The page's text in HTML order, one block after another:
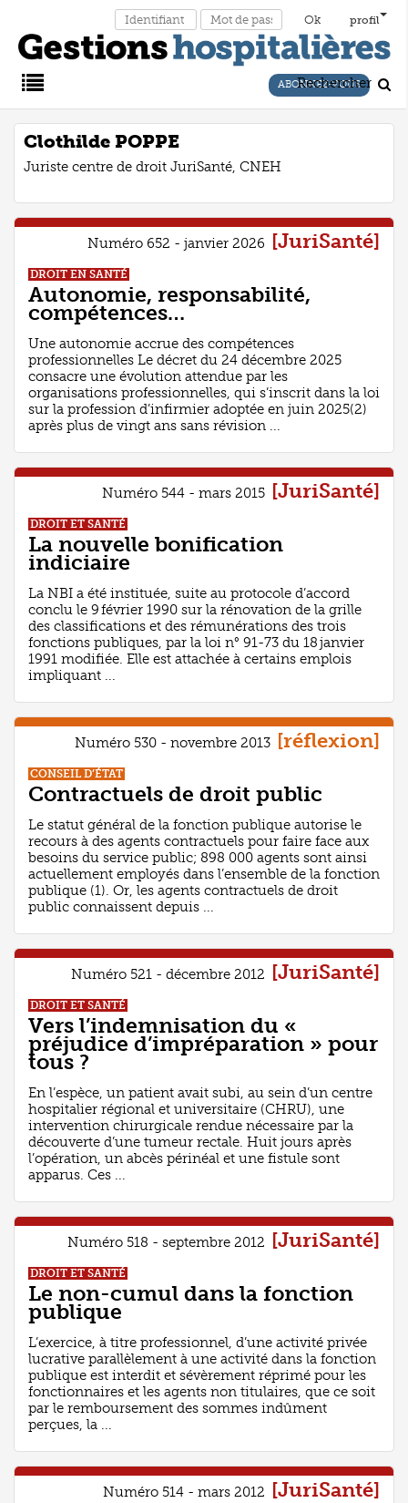
profil
Main
Menu
ABONNEZ-VOUS
Rechercher
Clothilde POPPE
Juriste centre de droit JuriSanté, CNEH
Numéro 652 - janvier 2026 [JuriSanté]
DROIT EN SANTÉ
Autonomie, responsabilité,
compétences…
Une autonomie accrue des compétences
professionnelles Le décret du 24 décembre 2025
consacre une évolution attendue par les
organisations professionnelles, qui s’inscrit dans la loi
sur la profession d’infirmier adoptée en juin 2025(2)
après plus de vingt ans sans révision ...
Numéro 544 - mars 2015 [JuriSanté]
DROIT ET SANTÉ
La nouvelle bonification
indiciaire
La NBI a été instituée, suite au protocole d’accord
conclu le 9 février 1990 sur la rénovation de la grille
des classifications et des rémunérations des trois
fonctions publiques, par la loi n° 91-73 du 18 janvier
1991 modifiée. Elle est attachée à certains emplois
impliquant ...
Numéro 530 - novembre 2013 [réflexion]
CONSEIL D’ÉTAT
Contractuels de droit public
Le statut général de la fonction publique autorise le
recours à des agents contractuels pour faire face aux
besoins du service public; 898 000 agents sont ainsi
actuellement employés dans l’ensemble de la fonction
publique (1). Or, les agents contractuels de droit
public connaissent depuis ...
Numéro 521 - décembre 2012 [JuriSanté]
DROIT ET SANTÉ
Vers l’indemnisation du «
préjudice d’impréparation » pour
tous ?
En l’espèce, un patient avait subi, au sein d’un centre
hospitalier régional et universitaire (CHRU), une
intervention chirurgicale rendue nécessaire par la
découverte d’une tumeur rectale. Huit jours après
l’opération, un abcès périnéal et une fistule sont
apparus. Ces ...
Numéro 518 - septembre 2012 [JuriSanté]
DROIT ET SANTÉ
Le non-cumul dans la fonction
publique
L’exercice, à titre professionnel, d’une activité privée
lucrative parallèlement à une activité dans la fonction
publique est interdit et sévèrement réprimé pour les
fonctionnaires et les agents non titulaires, que ce soit
par le remboursement des sommes indûment
perçues, la ...
Numéro 514 - mars 2012 [JuriSanté]